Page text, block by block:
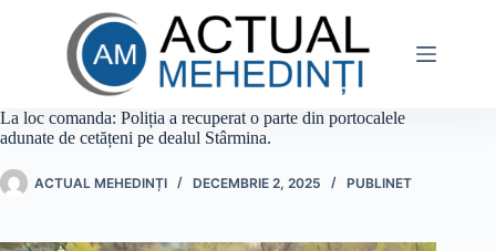
La loc comanda: Poliția a recuperat o parte din portocalele
adunate de cetățeni pe dealul Stârmina.
ACTUAL MEHEDINȚI DECEMBRIE 2, 2025 PUBLINET